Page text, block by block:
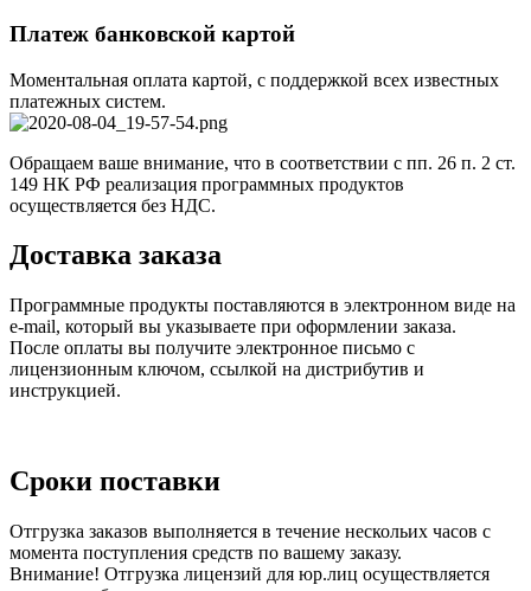
Платеж банковской картой
Моментальная оплата картой, с поддержкой всех известных
платежных систем.
Обращаем ваше внимание, что в соответствии с пп. 26 п. 2 ст.
149 НК РФ реализация программных продуктов
осуществляется без НДС.
Доставка заказа
Программные продукты поставляются в электронном виде на
e-mail, который вы указываете при оформлении заказа.
После оплаты вы получите электронное письмо с
лицензионным ключом, ссылкой на дистрибутив и
инструкцией.
Сроки поставки
Отгрузка заказов выполняется в течение нескольих часов с
момента поступления средств по вашему заказу.
Внимание! Отгрузка лицензий для юр.лиц осуществляется